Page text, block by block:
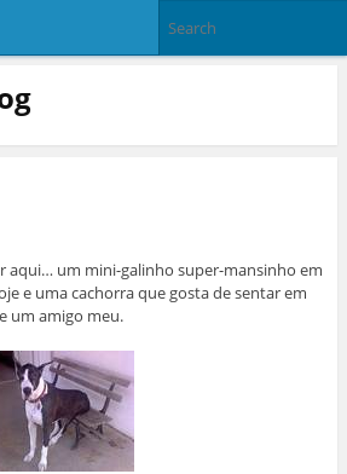
aqui… um mini-galinho super-mansinho em
e uma cachorra que gosta de sentar em
um amigo meu.